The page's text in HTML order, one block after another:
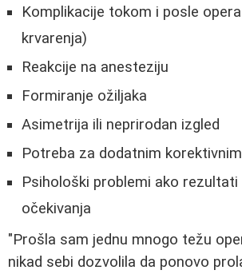
Komplikacije tokom i posle
krvarenja)
Reakcije na anesteziju
Formiranje ožiljaka
Asimetrija ili neprirodan izgled
Potreba za dodatnim
Psihološki problemi ako rezultati
očekivanja
"Prošla sam jednu mnogo težu
nikad sebi dozvolila da ponovo